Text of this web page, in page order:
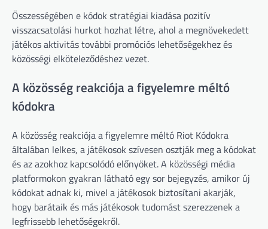
Összességében e kódok stratégiai kiadása pozitív
visszacsatolási hurkot hozhat létre, ahol a megnövekedett
játékos aktivitás további promóciós lehetőségekhez és
közösségi elköteleződéshez vezet.
A közösség reakciója a figyelemre méltó
kódokra
A közösség reakciója a figyelemre méltó Riot Kódokra
általában lelkes, a játékosok szívesen osztják meg a kódokat
és az azokhoz kapcsolódó előnyöket. A közösségi média
platformokon gyakran látható egy sor bejegyzés, amikor új
kódokat adnak ki, mivel a játékosok biztosítani akarják,
hogy barátaik és más játékosok tudomást szerezzenek a
legfrissebb lehetőségekről.